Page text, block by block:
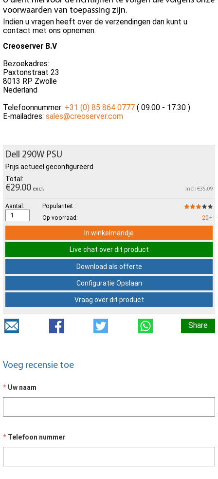
voorwaarden van toepassing zijn.
Indien u vragen heeft over de verzendingen dan kunt u
contact met ons opnemen.
Creoserver B.V
Bezoekadres:
Paxtonstraat 23
8013 RP Zwolle
Nederland
Telefoonnummer: +31 (0) 85 864 0777 ( 09.00 - 17.30 )
E-mailadres: sales@creoserver.com
Dell 290W PSU
Prijs actueel geconfigureerd
Total:
€29.00 excl. incl: €35.09
Aantal:
Populariteit :
Op voorraad:
20+
In winkelmandje
Live chat over dit product
Download als offerte
Configuratie Opslaan
Vraag over dit product
Share
Voeg recensie toe
Uw naam
Telefoon nummer